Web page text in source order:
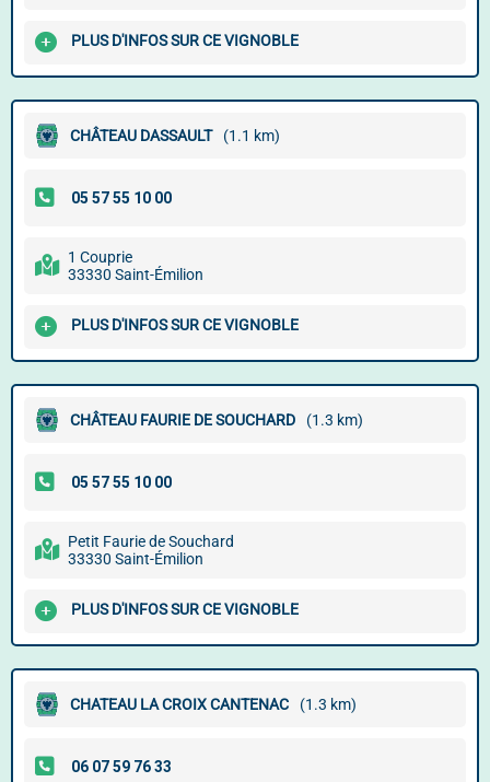
PLUS D'INFOS SUR CE VIGNOBLE
CHÂTEAU DASSAULT (1.1 km)
1 Couprie
33330 Saint-Émilion
PLUS D'INFOS SUR CE VIGNOBLE
CHÂTEAU FAURIE DE SOUCHARD (1.3 km)
Petit Faurie de Souchard
33330 Saint-Émilion
PLUS D'INFOS SUR CE VIGNOBLE
CHATEAU LA CROIX CANTENAC (1.3 km)